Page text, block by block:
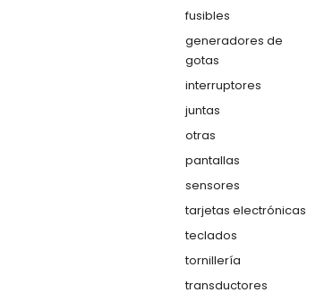
fusibles
generadores de
gotas
interruptores
juntas
otras
pantallas
sensores
tarjetas electrónicas
teclados
tornillería
transductores